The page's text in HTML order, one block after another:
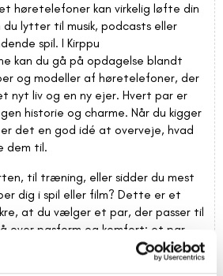
høretelefoner kan virkelig løfte din
lytter til musik, podcasts eller
spil. I Kirppu
kan du gå på opdagelse blandt
og modeller af høretelefoner, der
nyt liv og en ny ejer. Hvert par er
historie og charme. Når du kigger
det en god idé at overveje, hvad
dem til.
til træning, eller sidder du mest
dig i spil eller film? Dette er et
at du vælger et par, der passer til
over pasform og komfort; et par
godt, så du kan bruge dem i
Du kan ofte finde både in-ear,